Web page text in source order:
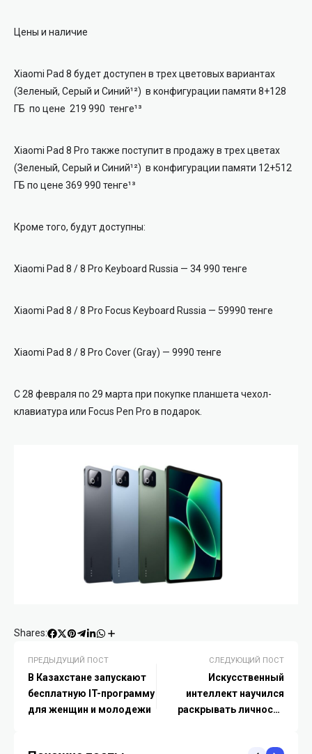
Цены и наличие
Xiaomi Pad 8 будет доступен в трех цветовых вариантах
(Зеленый, Серый и Синий¹²) в конфигурации памяти 8+128
ГБ по цене 219 990 тенге¹³
Xiaomi Pad 8 Pro также поступит в продажу в трех цветах
(Зеленый, Серый и Синий¹²) в конфигурации памяти 12+512
ГБ по цене 369 990 тенге¹³
Кроме того, будут доступны:
Xiaomi Pad 8 / 8 Pro Keyboard Russia — 34 990 тенге
Xiaomi Pad 8 / 8 Pro Focus Keyboard Russia — 59990 тенге
Xiaomi Pad 8 / 8 Pro Cover (Gray) — 9990 тенге
С 28 февраля по 29 марта при покупке планшета чехол-
клавиатура или Focus Pen Pro в подарок.
Shares:
ПРЕДЫДУЩИЙ ПОСТ
В Казахстане запускают
бесплатную IT-программу
для женщин и молодежи
СЛЕДУЮЩИЙ ПОСТ
Искусственный
интеллект научился
раскрывать личности